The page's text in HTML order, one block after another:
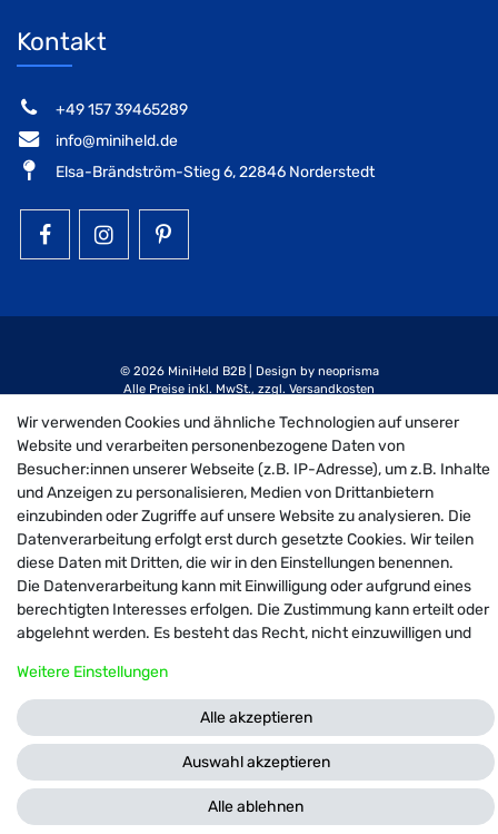
Kontakt
‭+49 157 39465289‬
info@miniheld.de
Elsa-Brändström-Stieg 6, 22846 Norderstedt
© 2026 MiniHeld B2B
| Design by neoprisma
Alle Preise inkl. MwSt., zzgl. Versandkosten
Wir verwenden Cookies und ähnliche Technologien auf unserer
Website und verarbeiten personenbezogene Daten von
Besucher:innen unserer Webseite (z.B. IP-Adresse), um z.B. Inhalte
und Anzeigen zu personalisieren, Medien von Drittanbietern
einzubinden oder Zugriffe auf unsere Website zu analysieren. Die
Datenverarbeitung erfolgt erst durch gesetzte Cookies. Wir teilen
diese Daten mit Dritten, die wir in den Einstellungen benennen.
Die Datenverarbeitung kann mit Einwilligung oder aufgrund eines
berechtigten Interesses erfolgen. Die Zustimmung kann erteilt oder
abgelehnt werden. Es besteht das Recht, nicht einzuwilligen und
widerrufen. Weitere Informationen zur Verwendung
personenbezogener Daten und den Diensten erklären wir in unserer
Daten­schutz­erklärung
Weitere Einstellungen
Alle akzeptieren
Alle ablehnen
Auswahl akzeptieren